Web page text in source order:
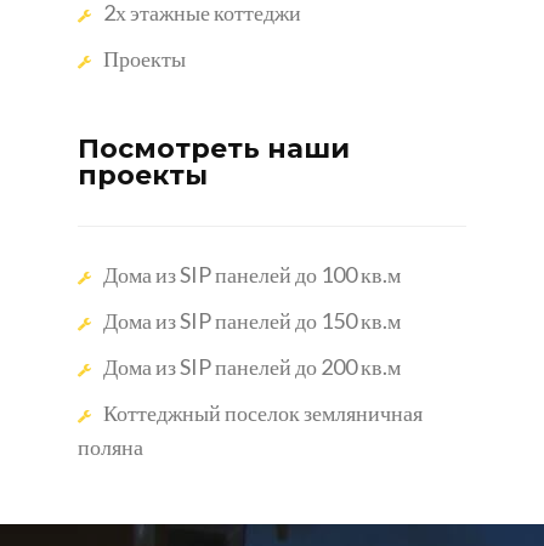
2х этажные коттеджи
Проекты
Посмотреть наши
проекты
Дома из SIP панелей до 100 кв.м
Дома из SIP панелей до 150 кв.м
Дома из SIP панелей до 200 кв.м
Коттеджный поселок земляничная
поляна